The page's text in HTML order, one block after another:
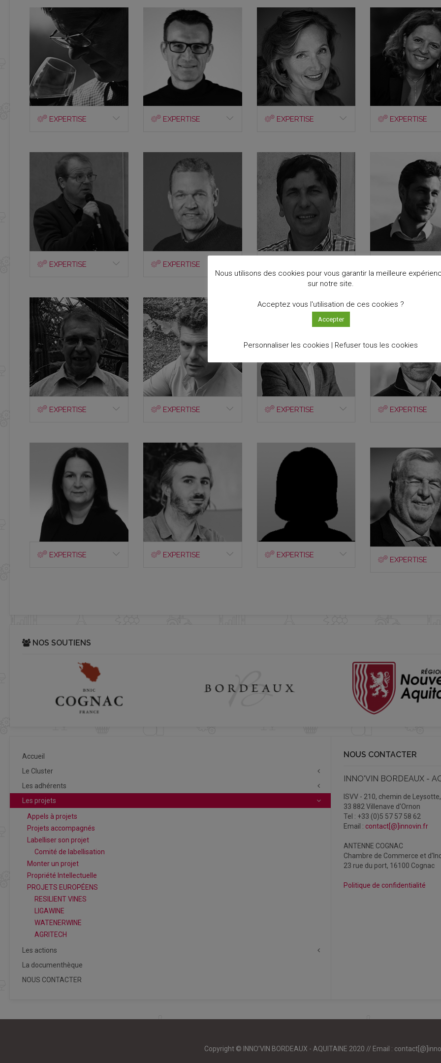
EXPERTISE
EXPERTISE
EXPERTISE
EXPERTISE
EXPERTISE
EXPERTISE
EXPERTISE
EXPERTISE
EXPERTISE
EXPERTISE
EXPERTISE
EXPERTISE
EXPERTISE
EXPERTISE
NOS SOUTIENS
Accueil
Le Cluster
Les adhérents
Les projets
Appels à projets
Projets accompagnés
Labelliser son projet
Comité de labellisation
Monter un projet
Propriété Intellectuelle
PROJETS EUROPÉENS
RESILIENT VINES
LIGAWINE
WATENERWINE
AGRITECH
Les actions
La documenthèque
NOUS CONTACTER
NOUS CONTACTER
INNO'VIN BORDEAUX -
ISVV - 210, chemin de
33 882 Villenave d'Ornon
Tel : +33 (0)5 57 57 58 62
Email : contact[@]innovin.fr
ANTENNE COGNAC
Chambre de Commerce et
23 rue du port, 16100 Cognac
Politique de confidentialité
Copyright © INNO’VIN BORDEAUX - AQUITAINE 2020 // Email :
Nous utilisons des cookies pour vous garantir la meilleure
sur notre site.
Acceptez vous l'utilisation de ces cookies ?
Accepter
Personnaliser les cookies | Refuser tous les cookies